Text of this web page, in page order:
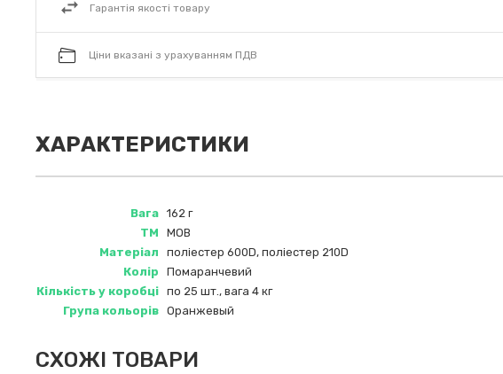
Гарантія якості товару
Ціни вказані з урахуванням ПДВ
ХАРАКТЕРИСТИКИ
Вага 162 г
ТМ
MOB
Матеріал
поліестер 600D, поліестер 210D
Колір
Помаранчевий
Кількість у коробці по 25 шт., вага 4 кг
Група кольорів Оранжевый
СХОЖІ ТОВАРИ